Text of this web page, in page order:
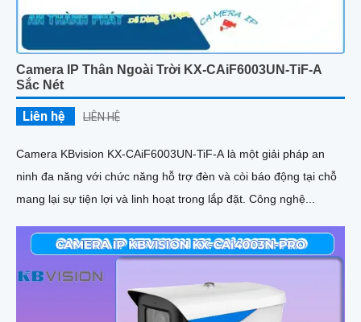
Camera IP Thân Ngoài Trời KX-CAiF6003UN-TiF-A
Sắc Nét
Liên hệ LIÊN HỆ
Camera KBvision KX-CAiF6003UN-TiF-A là một giải pháp an
ninh đa năng với chức năng hỗ trợ đèn và còi báo động tại chỗ
mang lại sự tiện lợi và linh hoạt trong lắp đặt. Công nghệ...